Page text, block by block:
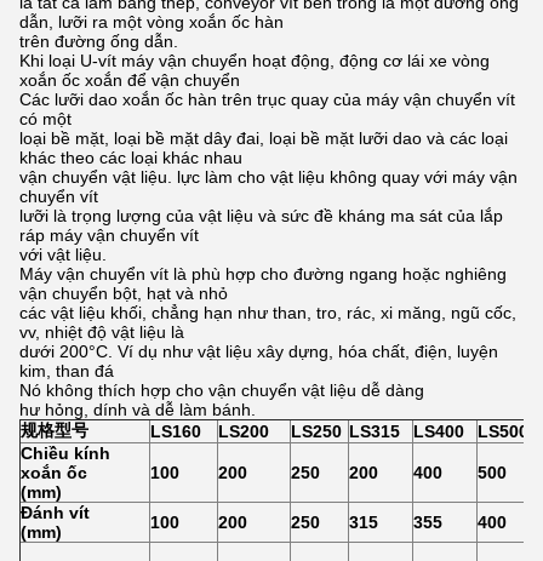
dẫn, lưỡi ra một vòng xoắn ốc hàn
trên đường ống dẫn.
Khi loại U-vít máy vận chuyển hoạt động, động cơ lái xe vòng
xoắn ốc xoắn để vận chuyển
Các lưỡi dao xoắn ốc hàn trên trục quay của máy vận chuyển vít
có một
loại bề mặt, loại bề mặt dây đai, loại bề mặt lưỡi dao và các loại
khác theo các loại khác nhau
vận chuyển vật liệu. lực làm cho vật liệu không quay với máy vận
chuyển vít
lưỡi là trọng lượng của vật liệu và sức đề kháng ma sát của lắp
ráp máy vận chuyển vít
với vật liệu.
Máy vận chuyển vít là phù hợp cho đường ngang hoặc nghiêng
vận chuyển bột, hạt và nhỏ
các vật liệu khối, chẳng hạn như than, tro, rác, xi măng, ngũ cốc,
vv, nhiệt độ vật liệu là
dưới 200°C. Ví dụ như vật liệu xây dựng, hóa chất, điện, luyện
kim, than đá
Nó không thích hợp cho vận chuyển vật liệu dễ dàng
hư hỏng, dính và dễ làm bánh.
规格型号
LS160 LS200 LS250 LS315 LS400
LS500
Chiều kính
xoắn ốc
(mm)
100 200 250 200 400 500
Đánh vít
(mm)
100 200 250 315 355 400